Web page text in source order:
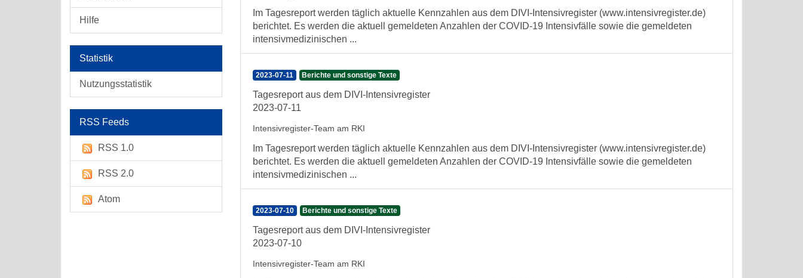
Hilfe
Statistik
Nutzungsstatistik
RSS Feeds
RSS 1.0
RSS 2.0
Atom
Im Tagesreport werden täglich aktuelle Kennzahlen aus dem DIVI-Intensivregister (www.intensivregister.de)
berichtet. Es werden die aktuell gemeldeten Anzahlen der COVID-19 Intensivfälle sowie die gemeldeten
intensivmedizinischen ...
2023-07-11 Berichte und sonstige Texte
Tagesreport aus dem DIVI-Intensivregister
2023-07-11
Intensivregister-Team am RKI
Im Tagesreport werden täglich aktuelle Kennzahlen aus dem DIVI-Intensivregister (www.intensivregister.de)
berichtet. Es werden die aktuell gemeldeten Anzahlen der COVID-19 Intensivfälle sowie die gemeldeten
intensivmedizinischen ...
2023-07-10 Berichte und sonstige Texte
Tagesreport aus dem DIVI-Intensivregister
2023-07-10
Intensivregister-Team am RKI